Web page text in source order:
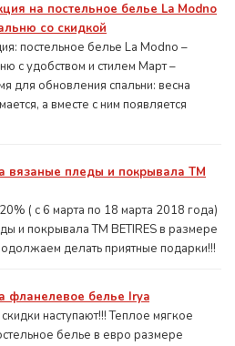
на постельное белье La Modno
со скидкой
постельное белье La Modno –
с удобством и стилем Март –
для обновления спальни: весна
а вместе с ним появляется
вязаные пледы и покрывала ТМ
( с 6 марта по 18 марта 2018 года)
и покрывала ТМ BETIRES в размере
делать приятные подарки!!!
фланелевое белье Irya
наступают!!! Теплое мягкое
белье в евро размере